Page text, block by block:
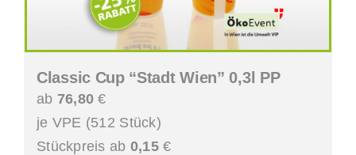
Classic Cup “Stadt Wien” 0,3l PP
ab 76,80 €
je VPE (512 Stück)
Stückpreis ab 0,15€